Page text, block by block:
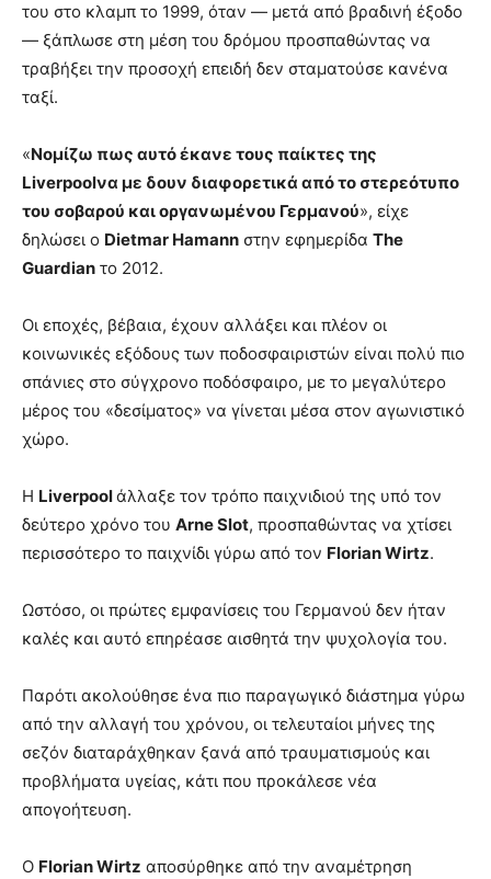
του στο κλαμπ το 1999, όταν — μετά από βραδινή έξοδο
— ξάπλωσε στη μέση του δρόμου προσπαθώντας να
τραβήξει την προσοχή επειδή δεν σταματούσε κανένα
ταξί.
«Νομίζω πως αυτό έκανε τους παίκτες της
Liverpoolνα με δουν διαφορετικά από το στερεότυπο
του σοβαρού και οργανωμένου Γερμανού», είχε
δηλώσει ο Dietmar Hamann στην εφημερίδα The
Guardian το 2012.
Οι εποχές, βέβαια, έχουν αλλάξει και πλέον οι
κοινωνικές εξόδους των ποδοσφαιριστών είναι πολύ πιο
σπάνιες στο σύγχρονο ποδόσφαιρο, με το μεγαλύτερο
μέρος του «δεσίματος» να γίνεται μέσα στον αγωνιστικό
χώρο.
Η Liverpoolάλλαξε τον τρόπο παιχνιδιού της υπό τον
δεύτερο χρόνο του Arne Slot, προσπαθώντας να χτίσει
περισσότερο το παιχνίδι γύρω από τον Florian Wirtz.
Ωστόσο, οι πρώτες εμφανίσεις του Γερμανού δεν ήταν
καλές και αυτό επηρέασε αισθητά την ψυχολογία του.
Παρότι ακολούθησε ένα πιο παραγωγικό διάστημα γύρω
από την αλλαγή του χρόνου, οι τελευταίοι μήνες της
σεζόν διαταράχθηκαν ξανά από τραυματισμούς και
προβλήματα υγείας, κάτι που προκάλεσε νέα
απογοήτευση.
Ο Florian Wirtz αποσύρθηκε από την αναμέτρηση